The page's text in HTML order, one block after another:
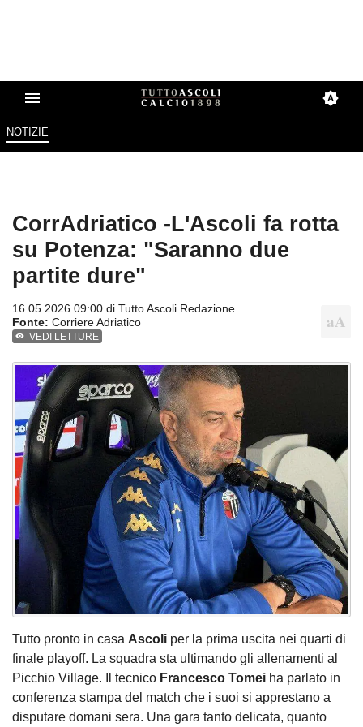
NOTIZIE
CorrAdriatico -L'Ascoli fa rotta
su Potenza: "Saranno due
partite dure"
16.05.2026 09:00 di Tutto Ascoli Redazione
Fonte: Corriere Adriatico
VEDI LETTURE
Tutto pronto in casa Ascoli per la prima uscita nei quarti di
finale playoff. La squadra sta ultimando gli allenamenti al
Picchio Village. Il tecnico Francesco Tomei ha parlato in
conferenza stampa del match che i suoi si apprestano a
disputare domani sera. Una gara tanto delicata, quanto